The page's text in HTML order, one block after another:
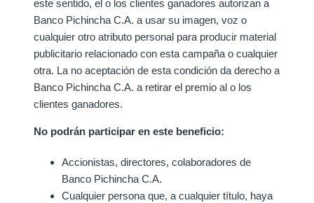
este sentido, el o los clientes ganadores autorizan a
Banco Pichincha C.A. a usar su imagen, voz o
cualquier otro atributo personal para producir material
publicitario relacionado con esta campaña o cualquier
otra. La no aceptación de esta condición da derecho a
Banco Pichincha C.A. a retirar el premio al o los
clientes ganadores.
No podrán participar en este beneficio:
Accionistas, directores, colaboradores de
Banco Pichincha C.A.
Cualquier persona que, a cualquier título, haya